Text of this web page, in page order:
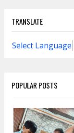
TRANSLATE
Select Language
POPULAR POSTS